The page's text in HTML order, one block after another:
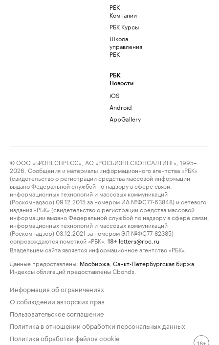
РБК
Компании
РБК Курсы
Школа
управления
РБК
РБК
Новости
iOS
Android
AppGallery
© ООО «БИЗНЕСПРЕСС», АО «РОСБИЗНЕСКОНСАЛТИНГ», 1995–
2026. Сообщения и материалы информационного агентства «РБК»
(свидетельство о регистрации средства массовой информации
выдано Федеральной службой по надзору в сфере связи,
информационных технологий и массовых коммуникаций
(Роскомнадзор) 09.12.2015 за номером ИА №ФС77-63848) и сетевого
издания «РБК» (свидетельство о регистрации средства массовой
информации выдано Федеральной службой по надзору в сфере связи,
информационных технологий и массовых коммуникаций
(Роскомнадзор) 03.12.2021 за номером ЭЛ №ФС77-82385)
сопровождаются пометкой «РБК».
18+ letters@rbc.ru
Владельцем сайта является информационное агентство «РБК».
Данные предоставлены: Мосбиржа Санкт-Петербургская биржа
Индексы облигаций предоставлены Cbonds.
Информация об ограничениях
О соблюдении авторских прав
Пользовательское соглашение
Политика в отношении обработки персональных данных
Политика обработки файлов cookie
18+